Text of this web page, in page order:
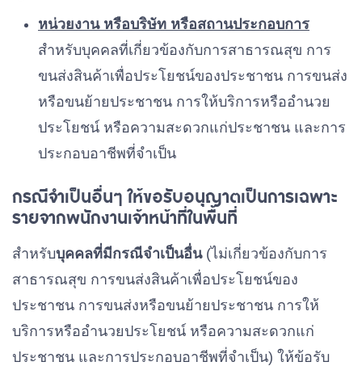
หน่วยงาน หรือบริษัท หรือสถานประกอบการ
สำหรับบุคคลที่เกี่ยวข้องกับการสาธารณสุข การ
ขนส่งสินค้าเพื่อประโยชน์ของประชาชน การขนส่ง
หรือขนย้ายประชาชน การให้บริการหรืออำนวย
ประโยชน์ หรือความสะดวกแก่ประชาชน และการ
ประกอบอาชีพที่จำเป็น
กรณีจำเป็นอื่นๆ ให้ขอรับอนุญาตเป็นการเฉพาะ
รายจากพนักงานเจ้าหน้าที่ในพื้นที่
สำหรับบุคคลที่มีกรณีจำเป็นอื่น (ไม่เกี่ยวข้องกับการ
สาธารณสุข การขนส่งสินค้าเพื่อประโยชน์ของ
ประชาชน การขนส่งหรือขนย้ายประชาชน การให้
บริการหรืออำนวยประโยชน์ หรือความสะดวกแก่
ประชาชน และการประกอบอาชีพที่จำเป็น) ให้ข้อรับ